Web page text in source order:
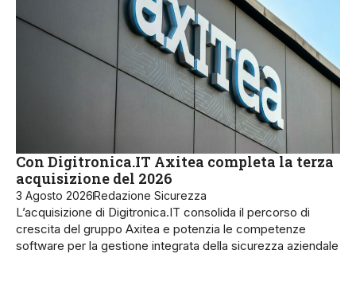
Con Digitronica.IT Axitea completa la terza
acquisizione del 2026
3 Agosto 2026Redazione Sicurezza
L’acquisizione di Digitronica.IT consolida il percorso di
crescita del gruppo Axitea e potenzia le competenze
software per la gestione integrata della sicurezza aziendale